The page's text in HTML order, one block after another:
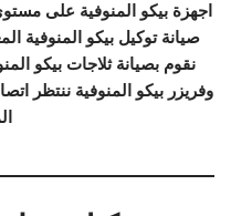
اجهزة بيكو المنوفية على
صيانة توكيل بيكو المنوفية
نقوم بصيانة ثلاجات بيكو
وفريزر بيكو المنوفية ننتظر